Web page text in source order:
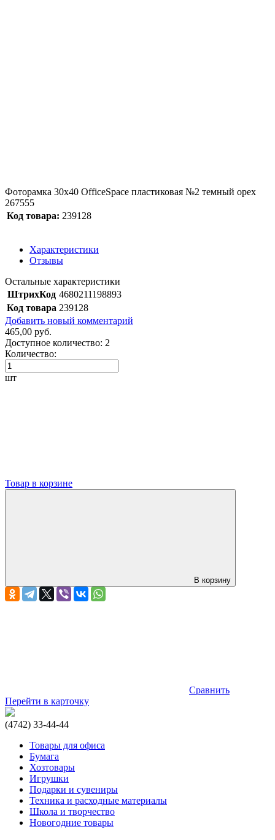
Фоторамка 30х40 OfficeSpace пластиковая №2 темный орех
267555
Код товара: 239128
Характеристики
Отзывы
Остальные характеристики
ШтрихКод 4680211198893
Код товара 239128
Добавить новый комментарий
465,00 руб.
Доступное количество: 2
Количество:
шт
Товар в корзине
В корзину
Сравнить
Перейти в карточку
(4742) 33-44-44
Товары для офиса
Бумага
Хозтовары
Игрушки
Подарки и сувениры
Техника и расходные материалы
Школа и творчество
Новогодние товары